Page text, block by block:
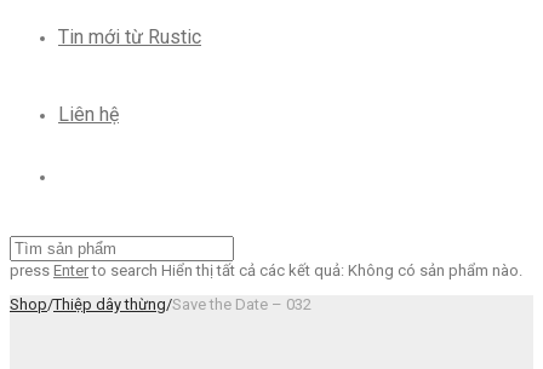
Tin mới từ Rustic
Liên hệ
press Enterto search Hiển thị tất cả các kết quả: Không có sản phẩm nào.
Shop/Thiệp dây thừng/Save the Date – 032